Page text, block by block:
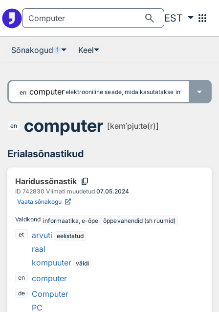
search EST apps
Sõnakogud 1 Keel
en computerelektrooniline seade, mida kasutatakse info
en computer [kəmˈpjuːtə(r)]
Erialasõnastikud
Haridussõnastik content_copy
ID 742830 Viimati muudetud 07.05.2024
Vaata sõnakogu
Valdkond informaatika, e-õpe
õppevahendid (sh ruumid)
et
arvuti eelistatud
raal
kompuuter väldi
en
computer
de
Computer
PC